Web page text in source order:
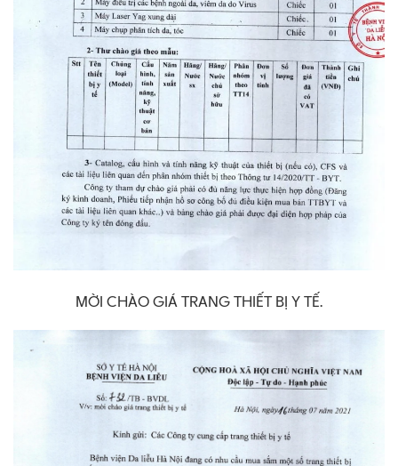
MỜI CHÀO GIÁ TRANG THIẾT BỊ Y TẾ.